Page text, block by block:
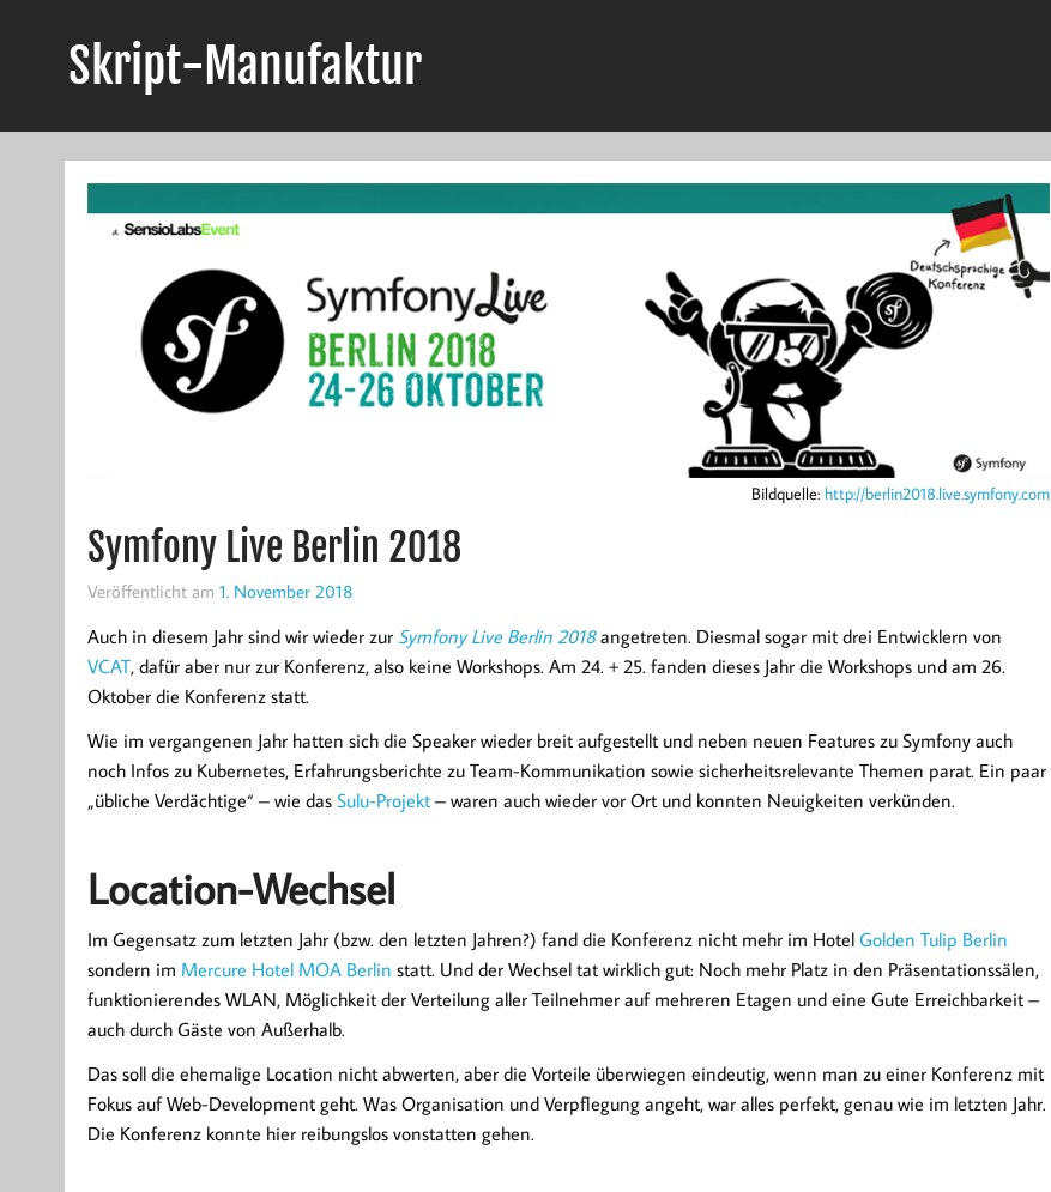
Skript-Manufaktur
Bildquelle: http://berlin2018.live.symfony.com
Symfony Live Berlin 2018
Veröffentlicht am 1. November 2018
Auch in diesem Jahr sind wir wieder zur Symfony Live Berlin 2018angetreten. Diesmal sogar mit drei Entwicklern von
VCAT, dafür aber nur zur Konferenz, also keine Workshops. Am 24. + 25. fanden dieses Jahr die Workshops und am 26.
Oktober die Konferenz statt.
Wie im vergangenen Jahr hatten sich die Speaker wieder breit aufgestellt und neben neuen Features zu Symfony auch
noch Infos zu Kubernetes, Erfahrungsberichte zu Team-Kommunikation sowie sicherheitsrelevante Themen parat. Ein paar
„übliche Verdächtige“ – wie das Sulu-Projekt– waren auch wieder vor Ort und konnten Neuigkeiten verkünden.
Location-Wechsel
Im Gegensatz zum letzten Jahr (bzw. den letzten Jahren?) fand die Konferenz nicht mehr im Hotel Golden Tulip Berlin
sondern im Mercure Hotel MOA Berlin statt. Und der Wechsel tat wirklich gut: Noch mehr Platz in den Präsentationssälen,
funktionierendes WLAN, Möglichkeit der Verteilung aller Teilnehmer auf mehreren Etagen und eine Gute Erreichbarkeit –
auch durch Gäste von Außerhalb.
Das soll die ehemalige Location nicht abwerten, aber die Vorteile überwiegen eindeutig, wenn man zu einer Konferenz mit
Fokus auf Web-Development geht. Was Organisation und Verpflegung angeht, war alles perfekt, genau wie im letzten Jahr.
Die Konferenz konnte hier reibungslos vonstatten gehen.